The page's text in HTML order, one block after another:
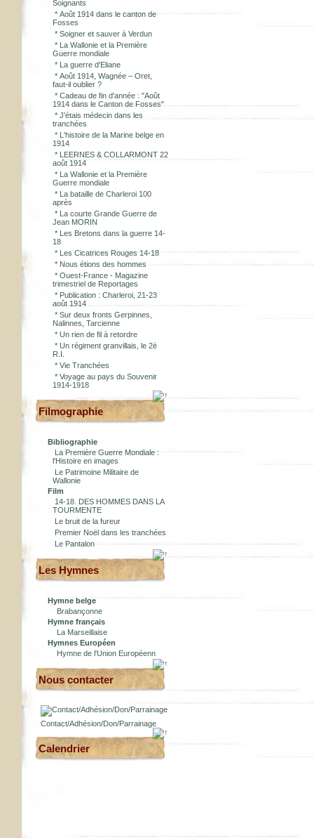
Soignants
* Août 1914 dans le canton de
Fosses
* Soigner et sauver à Verdun
* La Wallonie et la Première
Guerre mondiale
* La guerre d'Eliane
* Août 1914, Wagnée – Oret,
faut-il oublier ?
* Cadeau de fin d'année : "Août
1914 dans le Canton de Fosses"
* J'étais médecin dans les
tranchées
* L'histoire de la Marine belge en
1914
* LEERNES & COLLARMONT 22
août 1914
* La Wallonie et la Première
Guerre mondiale
* La bataille de Charleroi 100
après
* La courte Grande Guerre de
Jean MORIN
* Les Bretons dans la guerre 14-
18
* Les Cicatrices Rouges 14-18
* Nous étions des hommes
* Ouest-France - Magazine
trimestriel de Reportages
* Publication : Charleroi, 21-23
août 1914
* Sur deux fronts Gerpinnes,
Nalinnes, Tarcienne
* Un rien de fil à retordre
* Un régiment granvillais, le 2è
R.I.
* Vie Tranchées
* Voyage au pays du Souvenir
1914-1918
Filmographie
Bibliographie
La Première Guerre Mondiale :
l'Histoire en images
Le Patrimoine Militaire de
Wallonie
Film
14-18. DES HOMMES DANS LA
TOURMENTE
Le bruit de la fureur
Premier Noël dans les tranchées
Le Pantalon
Les Hymnes
Hymne belge
Brabançonne
Hymne français
La Marseillaise
Hymnes Européen
Hymne de l'Union Européenn
Nous contacter
Contact/Adhésion/Don/Parrainage
Calendrier